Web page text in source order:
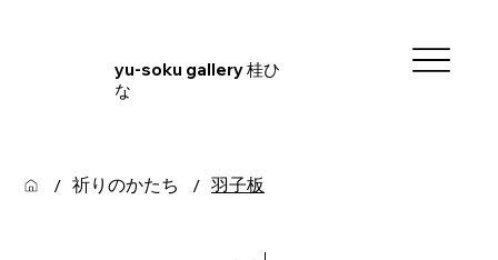
yu-soku gallery 桂ひ
な
/ 祈りのかたち / 羽子板